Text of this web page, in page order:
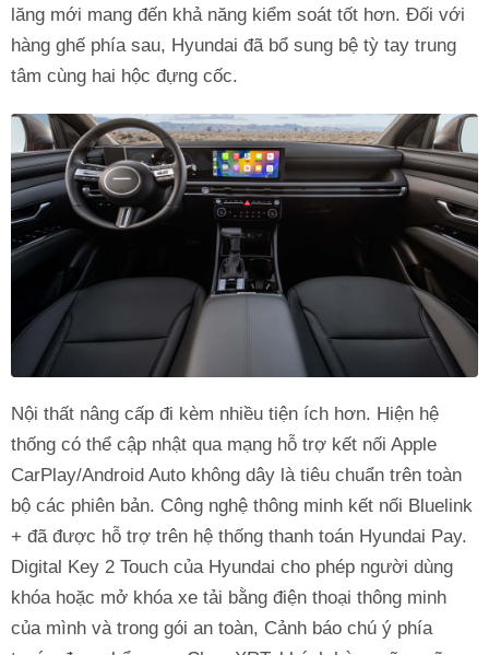
lăng mới mang đến khả năng kiểm soát tốt hơn. Đối với
hàng ghế phía sau, Hyundai đã bổ sung bệ tỳ tay trung
tâm cùng hai hộc đựng cốc.
Nội thất nâng cấp đi kèm nhiều tiện ích hơn. Hiện hệ
thống có thể cập nhật qua mạng hỗ trợ kết nối Apple
CarPlay/Android Auto không dây là tiêu chuẩn trên toàn
bộ các phiên bản. Công nghệ thông minh kết nối Bluelink
+ đã được hỗ trợ trên hệ thống thanh toán Hyundai Pay.
Digital Key 2 Touch của Hyundai cho phép người dùng
khóa hoặc mở khóa xe tải bằng điện thoại thông minh
của mình và trong gói an toàn, Cảnh báo chú ý phía